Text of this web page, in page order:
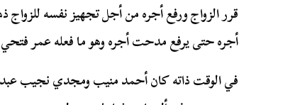
قرر الزواج ورفع أجره من أجل تجهيز نفسه
أجره حتى يرفع مدحت أجره وهو ما فعله عمر
في الوقت ذاته كان أحمد منيب ومجدي نجيب